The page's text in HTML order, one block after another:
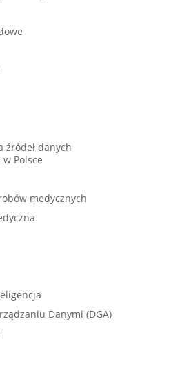
źródeł danych
Polsce
medycznych
Danymi (DGA)